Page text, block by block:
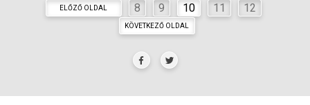
ELŐZŐ OLDAL 8 9 10 11 12
KÖVETKEZŐ OLDAL